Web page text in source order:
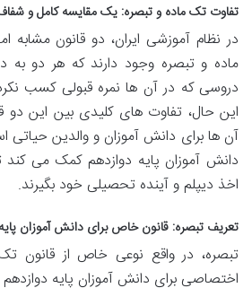
تفاوت تک ماده و تبصره: یک مقایسه کامل و
در نظام آموزشی ایران، دو قانون مشابه
ماده و تبصره وجود دارند که هر دو به
دروسی که در آن ها نمره قبولی کسب
این حال، تفاوت های کلیدی بین این دو
آن ها برای دانش آموزان و والدین حیاتی
دانش آموزان پایه دوازدهم کمک می کند
اخذ دیپلم و آینده تحصیلی خود بگیرند.
تعریف تبصره: قانون خاص برای دانش آموزان
تبصره، در واقع نوعی خاص از قانون
اختصاصی برای دانش آموزان پایه